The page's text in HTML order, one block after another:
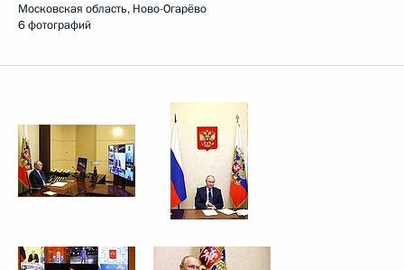
Московская область, Ново-Огарёво
6 фотографий